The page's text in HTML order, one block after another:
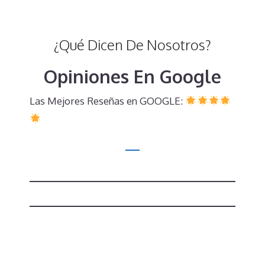
¿Qué Dicen De Nosotros?
Opiniones En Google
Las Mejores Reseñas en GOOGLE: